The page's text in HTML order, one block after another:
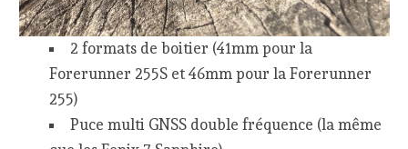
2 formats de boitier (41mm pour la
Forerunner 255S et 46mm pour la Forerunner
255)
Puce multi GNSS double fréquence (la même